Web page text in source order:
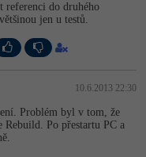
referenci do druhého
jen u testů.
10.6.2013 22:30
Problém byl v tom, že
Rebuild. Po přestartu PC a